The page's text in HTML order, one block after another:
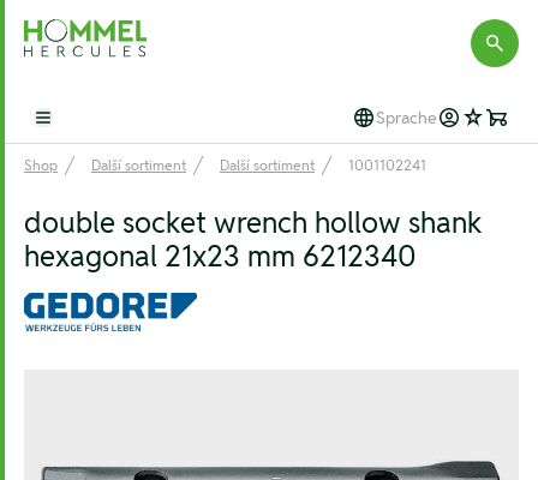
Hommel Hercules
Open main menu Sprache
Shop Další sortiment Další sortiment 1001102241
double socket wrench hollow shank
hexagonal 21x23 mm 6212340